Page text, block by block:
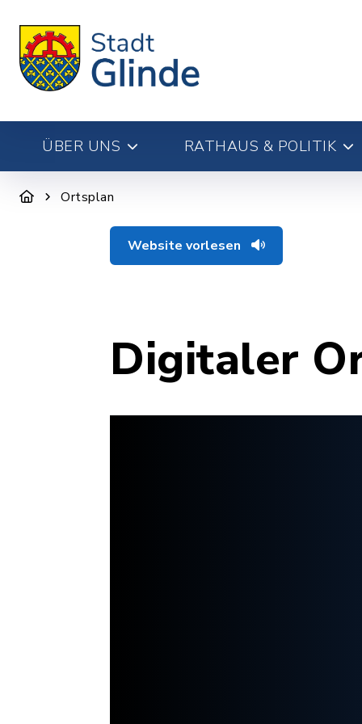
ÜBER UNS RATHAUS & POLITIK
Ortsplan
Website vorlesen
Digitaler